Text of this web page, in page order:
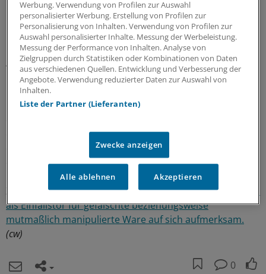
Mit ihrer 2011 erlassenen sogenannten
Fälschungsschutzrichtlinie (Richtlinie 2011/62/EU)
reagiert die EU auf den, wie es in der Präambel wörtlich
heißt, "besorgniserregenden Anstieg der Zahl der
Arzneimittel, die in Bezug auf ihre Identität, ihre
Herstellung oder ihre Herkunft gefälscht sind".
Diese Arzneimittel enthalten in der Regel minderwertige
oder Inhaltsstoffe, einschließlich Wirkstoffen, die falsch
dosiert sind, so dass sie eine erhebliche Bedrohung für
die öffentliche Gesundheit darstellen.
Zuletzt machte vor allemder europaweite Parallelhandel
als Einfallstor für gefälschte beziehungsweise
mutmaßlich manipulierte Ware auf sich aufmerksam.
(cw)
0
Werbung. Verwendung von Profilen zur Auswahl
personalisierter Werbung. Erstellung von Profilen zur
Personalisierung von Inhalten. Verwendung von Profilen zur
Auswahl personalisierter Inhalte. Messung der Werbeleistung.
Messung der Performance von Inhalten. Analyse von
Zielgruppen durch Statistiken oder Kombinationen von Daten
aus verschiedenen Quellen. Entwicklung und Verbesserung der
Angebote. Verwendung reduzierter Daten zur Auswahl von
Inhalten.
Liste der Partner (Lieferanten)
Zwecke anzeigen
Alle ablehnen Akzeptieren